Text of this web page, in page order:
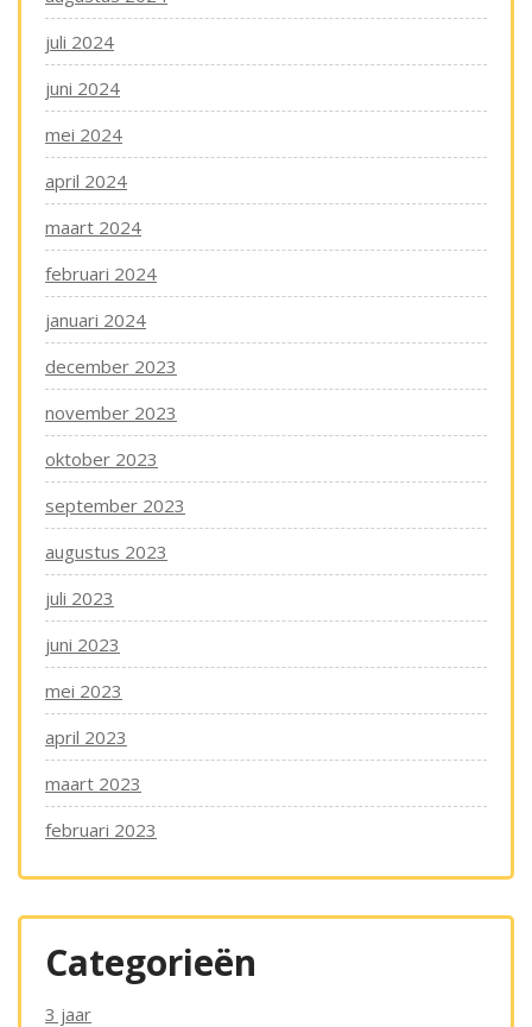
juli 2024
juni 2024
mei 2024
april 2024
maart 2024
februari 2024
januari 2024
december 2023
november 2023
oktober 2023
september 2023
augustus 2023
juli 2023
juni 2023
mei 2023
april 2023
maart 2023
februari 2023
Categorieën
3 jaar